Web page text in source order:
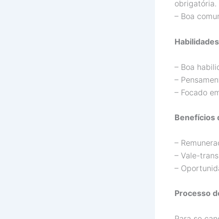
obrigatória.
– Boa
– Boa
–
– Focado
Benefícios
–
– Vale-
–
Processo